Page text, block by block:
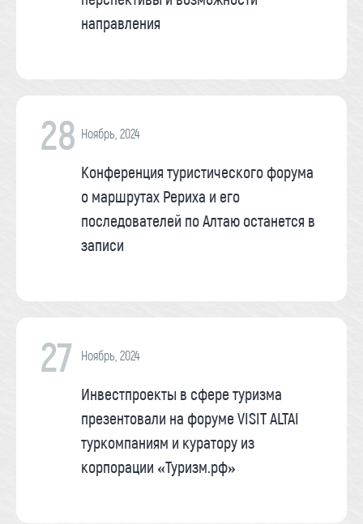
направления
28 Ноябрь, 2024
Конференция туристического форума
о маршрутах Рериха и его
последователей по Алтаю останется в
записи
27 Ноябрь, 2024
Инвестпроекты в сфере туризма
презентовали на форуме VISIT ALTAI
туркомпаниям и куратору из
корпорации «Туризм.рф»